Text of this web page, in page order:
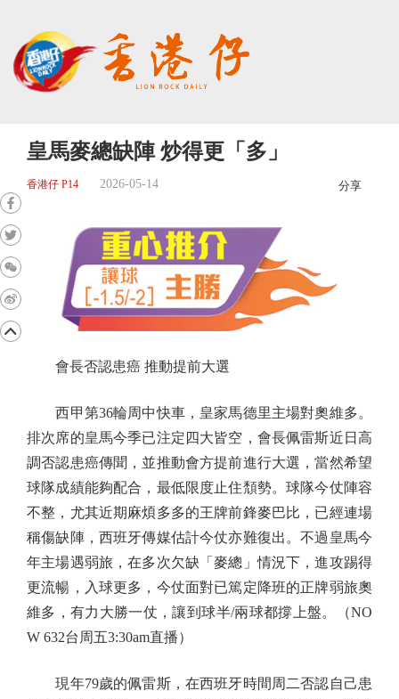
皇馬麥總缺陣 炒得更「多」
香港仔 P14 2026-05-14 分享
會長否認患癌 推動提前大選
西甲第36輪周中快車，皇家馬德里主場對奧維多。
排次席的皇馬今季已注定四大皆空，會長佩雷斯近日高
調否認患癌傳聞，並推動會方提前進行大選，當然希望
球隊成績能夠配合，最低限度止住頹勢。球隊今仗陣容
不整，尤其近期麻煩多多的王牌前鋒麥巴比，已經連場
稱傷缺陣，西班牙傳媒估計今仗亦難復出。不過皇馬今
年主場遇弱旅，在多次欠缺「麥總」情況下，進攻踢得
更流暢，入球更多，今仗面對已篤定降班的正牌弱旅奧
維多，有力大勝一仗，讓到球半/兩球都撐上盤。（NO
W 632台周五3:30am直播）
現年79歲的佩雷斯，在西班牙時間周二否認自己患